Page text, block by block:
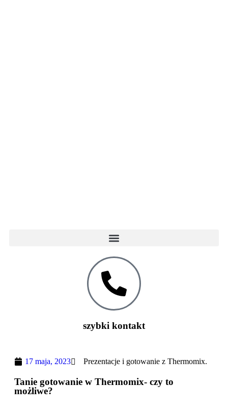
szybki kontakt
17 maja, 2023 Prezentacje i gotowanie z Thermomix.
Tanie gotowanie w Thermomix- czy to
możliwe?